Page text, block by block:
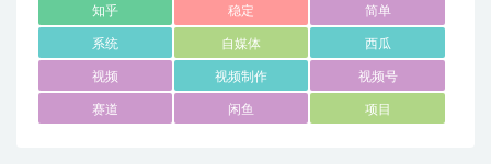
知乎 稳定 简单
系统 自媒体 西瓜
视频 视频制作 视频号
赛道 闲鱼 项目